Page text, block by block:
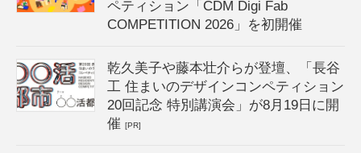
ペティション「CDM Digi Fab
COMPETITION 2026」を初開催
乾久美子や藤本壮介らが登壇、「長谷
工 住まいのデザインコンペティション
20回記念 特別講演会」が8月19日に開
催[PR]